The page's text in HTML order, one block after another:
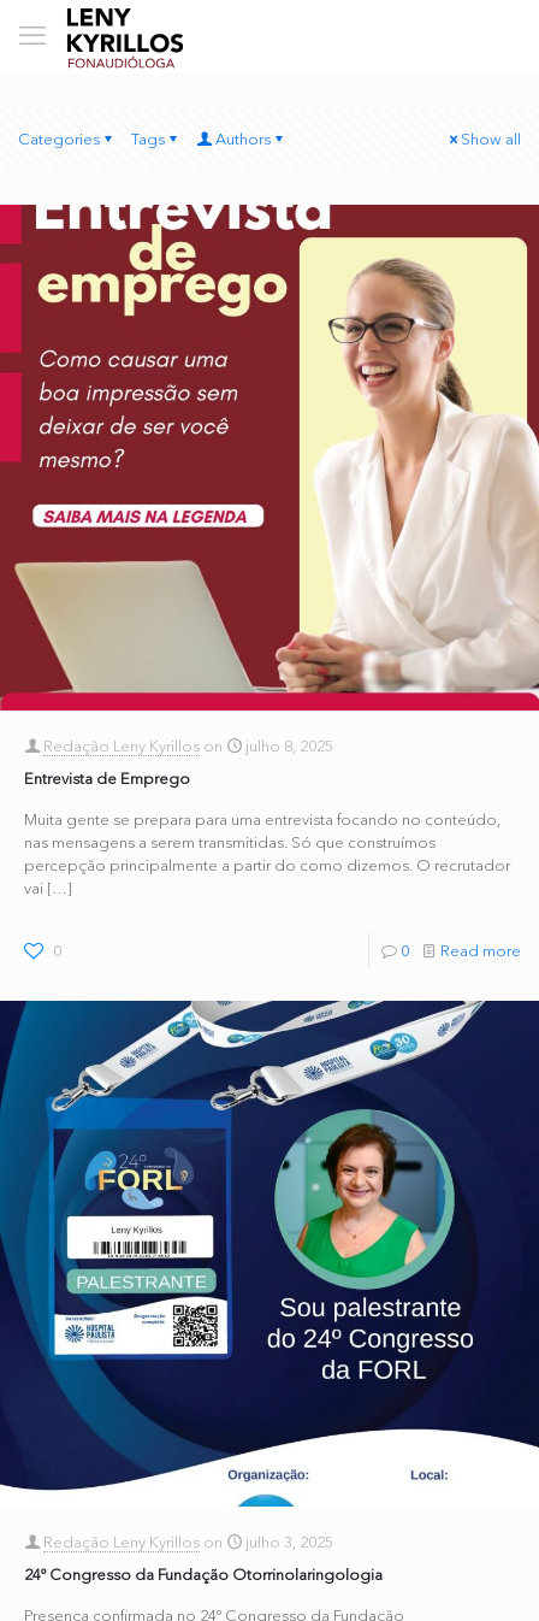
Categories Tags Authors Show all
Redação Leny Kyrillos on
julho 8, 2025
Entrevista de Emprego
Muita gente se prepara para uma entrevista focando no conteúdo,
nas mensagens a serem transmitidas. Só que construímos
percepção principalmente a partir do como dizemos. O recrutador
vai […]
0 0 Read more
Redação Leny Kyrillos on
julho 3, 2025
24º Congresso da Fundação Otorrinolaringologia
Presença confirmada no 24º Congresso da Fundação